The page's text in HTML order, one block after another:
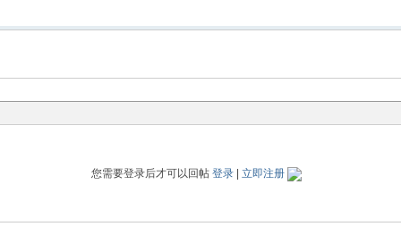
您需要登录后才可以回帖 登录| 立即注册